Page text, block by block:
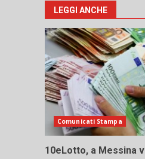
LEGGI ANCHE
Comunicati Stampa
10eLotto, a Messina